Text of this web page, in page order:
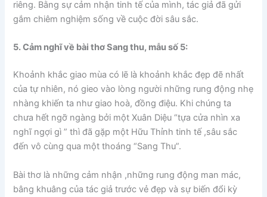
riêng. Bằng sự cảm nhận tinh tế của mình, tác giả đã gửi
gắm chiêm nghiệm sống về cuộc đời sâu sắc.
5. Cảm nghĩ về bài thơ Sang thu, mẫu số 5:
Khoảnh khắc giao mùa có lẽ là khoảnh khắc đẹp đẽ nhất
của tự nhiên, nó gieo vào lòng người những rung động nhẹ
nhàng khiến ta như giao hoà, đồng điệu. Khi chúng ta
chưa hết ngỡ ngàng bởi một Xuân Diệu “tựa cửa nhìn xa
nghĩ ngợi gì ” thì đã gặp một Hữu Thỉnh tinh tế ,sâu sắc
đến vô cùng qua một thoáng “Sang Thu”.
Bài thơ là những cảm nhận ,những rung động man mác,
bâng khuâng của tác giả trước vẻ đẹp và sự biến đổi kỳ